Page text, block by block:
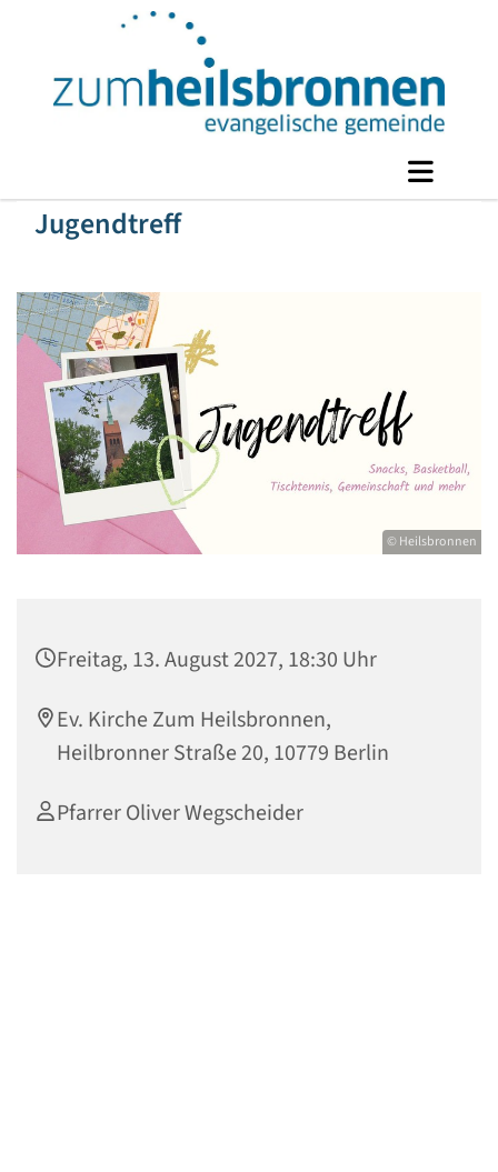
Jugendtreff
© Heilsbronnen
Freitag, 13. August 2027, 18:30 Uhr
Ev. Kirche Zum Heilsbronnen,
Heilbronner Straße 20, 10779 Berlin
Pfarrer Oliver Wegscheider